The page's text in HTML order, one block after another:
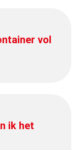
vol
ik het